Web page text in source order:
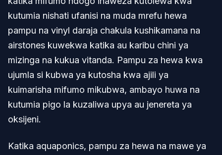
kutumia nishati ufanisi na muda mrefu hewa
pampu na vinyl daraja chakula kushikamana na
airstones kuwekwa katika au karibu chini ya
mizinga na kukua vitanda. Pampu za hewa kwa
ujumla si kubwa ya kutosha kwa ajili ya
kuimarisha mifumo mikubwa, ambayo huwa na
kutumia pigo la kuzaliwa upya au jenereta ya
oksijeni.
Katika aquaponics, pampu za hewa na mawe ya